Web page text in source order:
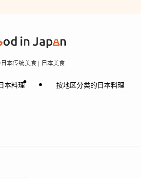
本传统美食 | 日本美食
本料理 按地区分类的日本料理